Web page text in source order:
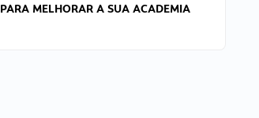
PARA MELHORAR A SUA ACADEMIA